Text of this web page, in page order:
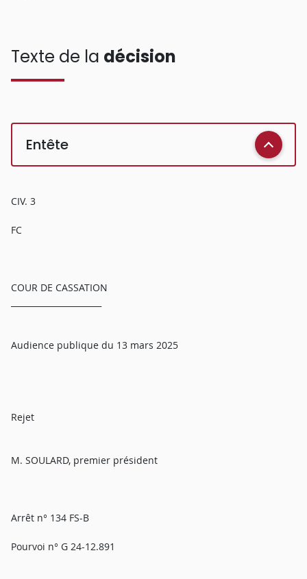
Texte de la décision
Entête
CIV. 3
FC
COUR DE CASSATION
Audience publique du 13 mars 2025
Rejet
M. SOULARD, premier président
Arrêt n° 134 FS-B
Pourvoi n° G 24-12.891